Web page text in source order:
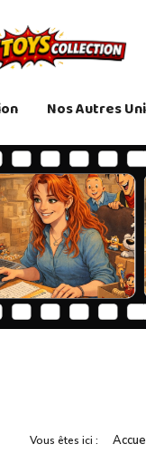
Nos Autres
Vous êtes ici :